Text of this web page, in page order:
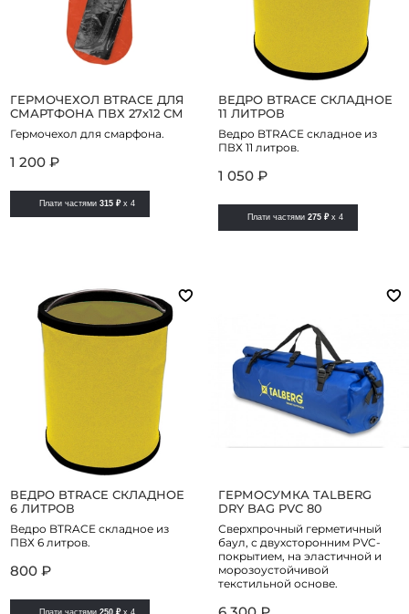
ГЕРМОЧЕХОЛ BTRACE ДЛЯ
СМАРТФОНА ПВХ 27х12 СМ
Гермочехол для смарфона.
1 200 ₽
Плати частями315 ₽ x 4
ВЕДРО BTRACE СКЛАДНОЕ
11 ЛИТРОВ
Ведро BTRACE складное из
ПВХ 11 литров.
1 050 ₽
Плати частями 275 ₽ x 4
ВЕДРО BTRACE СКЛАДНОЕ
6 ЛИТРОВ
Ведро BTRACE складное из
ПВХ 6 литров.
800 ₽
Плати частями250 ₽ x 4
ГЕРМОСУМКА TALBERG
DRY BAG PVC 80
Сверхпрочный герметичный
баул, с двухсторонним PVC-
покрытием, на эластичной и
морозоустойчивой
текстильной основе.